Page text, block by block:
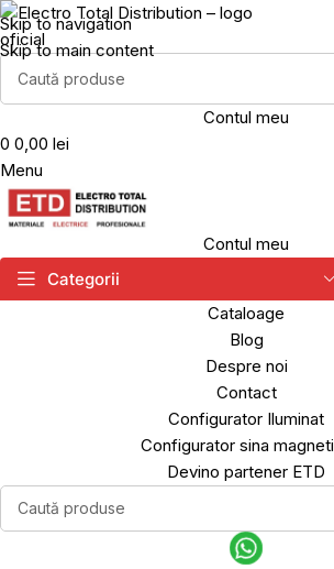
Skip to navigation
Skip to main content
Contul meu
0 0,00 lei
Menu
Contul meu
Categorii
Cataloage
Blog
Despre noi
Contact
Configurator Iluminat
Configurator sina
Devino partener ETD